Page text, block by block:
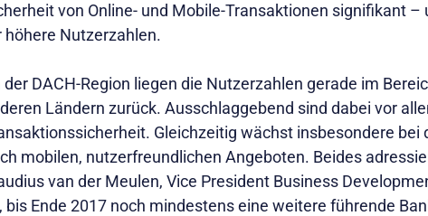
von Online- und Mobile-Transaktionen signifikant
höhere Nutzerzahlen.
der DACH-Region liegen die Nutzerzahlen gerade im
Ländern zurück. Ausschlaggebend sind dabei vor
Gleichzeitig wächst insbesondere bei
mobilen, nutzerfreundlichen Angeboten. Beides
van der Meulen, Vice President Business
bis Ende 2017 noch mindestens eine weitere führende